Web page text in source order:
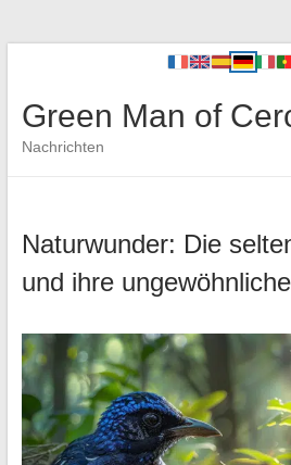
Green Man of
Nachrichten
Naturwunder: Die
und ihre